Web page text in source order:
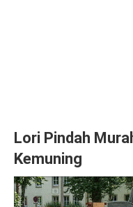
Lori Pindah
Kemuning